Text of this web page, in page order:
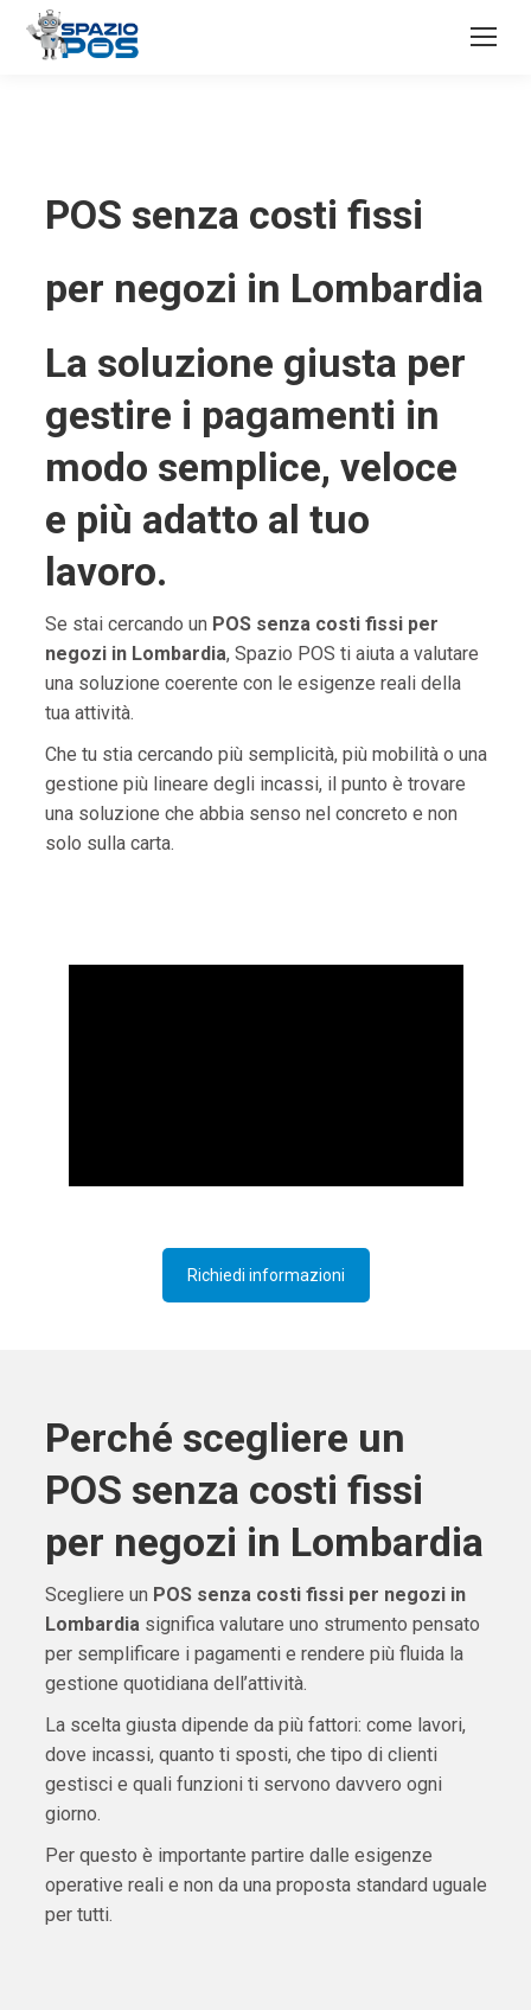
POS senza costi fissi
per negozi in Lombardia
La soluzione giusta per
gestire i pagamenti in
modo semplice, veloce
e più adatto al tuo
lavoro.
Se stai cercando un POS senza costi fissi per
negozi in Lombardia, Spazio POS ti aiuta a valutare
una soluzione coerente con le esigenze reali della
tua attività.
Che tu stia cercando più semplicità, più mobilità o una
gestione più lineare degli incassi, il punto è trovare
una soluzione che abbia senso nel concreto e non
solo sulla carta.
Richiedi informazioni
Perché scegliere un
POS senza costi fissi
per negozi in Lombardia
Scegliere un POS senza costi fissi per negozi in
Lombardiasignifica valutare uno strumento pensato
per semplificare i pagamenti e rendere più fluida la
gestione quotidiana dell’attività.
La scelta giusta dipende da più fattori: come lavori,
dove incassi, quanto ti sposti, che tipo di clienti
gestisci e quali funzioni ti servono davvero ogni
giorno.
Per questo è importante partire dalle esigenze
operative reali e non da una proposta standard uguale
per tutti.